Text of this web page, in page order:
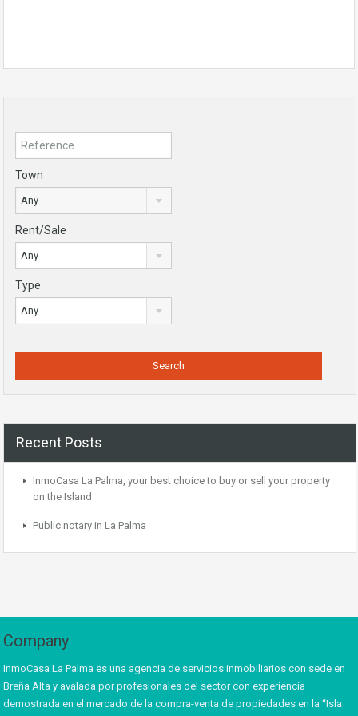
Town
Any
Rent/Sale
Any
Type
Any
Recent Posts
InmoCasa La Palma, your best choice to buy or sell your property
on the Island
Public notary in La Palma
Company
InmoCasa La Palma es una agencia de servicios inmobiliarios con sede en
Breña Alta y avalada por profesionales del sector con experiencia
demostrada en el mercado de la compra-venta de propiedades en la “Isla